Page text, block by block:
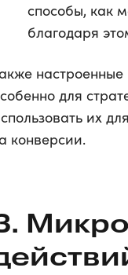
способы, как
благодаря
для
их
конверсии.